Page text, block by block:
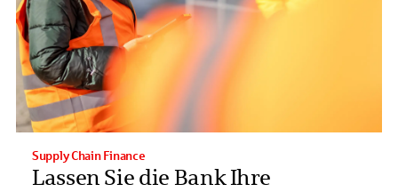
Lassen Sie die Bank Ihre
Supply Chain Finance